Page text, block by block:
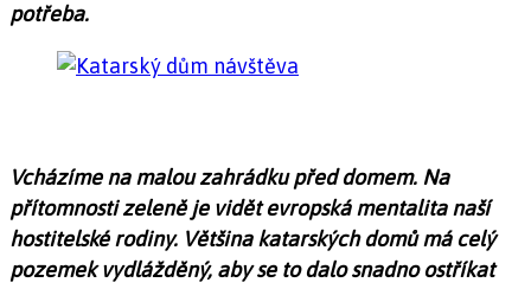
potřeba.
Vcházíme na malou zahrádku před domem. Na
přítomnosti zeleně je vidět evropská mentalita naší
hostitelské rodiny. Většina katarských domů má celý
pozemek vydlážděný, aby se to dalo snadno ostříkat